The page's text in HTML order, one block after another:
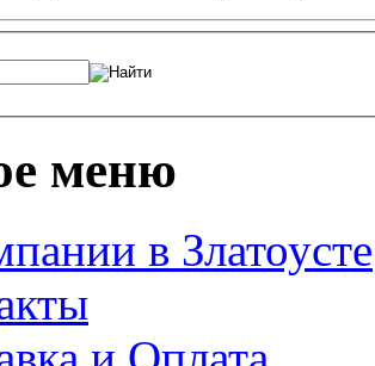
меню
в Златоусте